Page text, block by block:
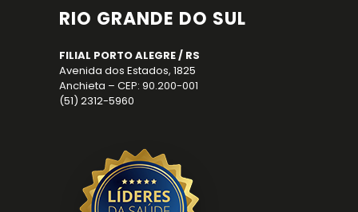
RIO GRANDE DO SUL
FILIAL PORTO ALEGRE / RS
Avenida dos Estados, 1825
Anchieta – CEP: 90.200-001
(51) 2312-5960